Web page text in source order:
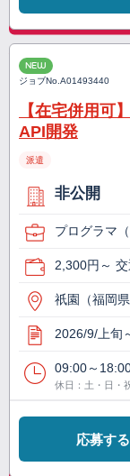
NEW
ジョブNo.A01493440
【在宅併用可
API開発
派遣
非公開
プログラマ
2,300円～
祇園（福岡
2026/9/上旬
09:00～
休日：土・日・
応募する